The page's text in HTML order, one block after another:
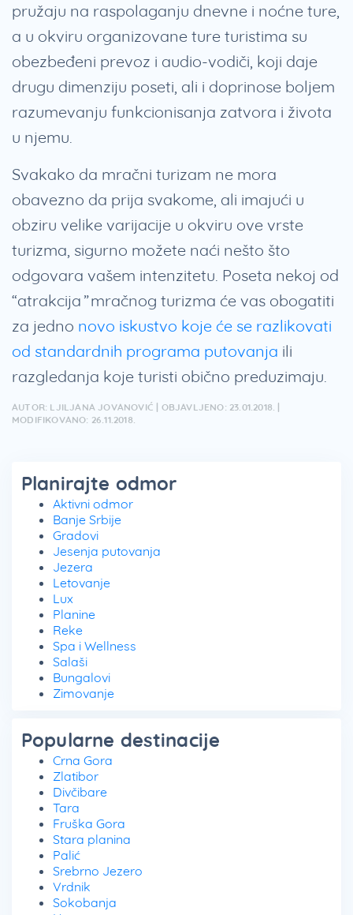
pružaju na raspolaganju dnevne i noćne ture,
a u okviru organizovane ture turistima su
obezbeđeni prevoz i audio-vodiči, koji daje
drugu dimenziju poseti, ali i doprinose boljem
razumevanju funkcionisanja zatvora i života
u njemu.
Svakako da mračni turizam ne mora
obavezno da prija svakome, ali imajući u
obziru velike varijacije u okviru ove vrste
turizma, sigurno možete naći nešto što
odgovara vašem intenzitetu. Poseta nekoj od
“atrakcija” mračnog turizma će vas obogatiti
za jedno novo iskustvo koje će se razlikovati
od standardnih programa putovanja ili
razgledanja koje turisti obično preduzimaju.
AUTOR: LJILJANA JOVANOVIĆ | OBJAVLJENO: 23.01.2018. |
MODIFIKOVANO: 26.11.2018.
Planirajte odmor
Aktivni odmor
Banje Srbije
Gradovi
Jesenja putovanja
Jezera
Letovanje
Lux
Planine
Reke
Spa i Wellness
Salaši
Bungalovi
Zimovanje
Popularne destinacije
Crna Gora
Zlatibor
Divčibare
Tara
Fruška Gora
Stara planina
Palić
Srebrno Jezero
Vrdnik
Sokobanja